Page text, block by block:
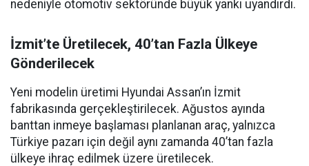
nedeniyle otomotiv sektöründe büyük yankı uyandırdı.
İzmit’te Üretilecek, 40’tan Fazla Ülkeye
Gönderilecek
Yeni modelin üretimi Hyundai Assan’ın İzmit
fabrikasında gerçekleştirilecek. Ağustos ayında
banttan inmeye başlaması planlanan araç, yalnızca
Türkiye pazarı için değil aynı zamanda 40’tan fazla
ülkeye ihraç edilmek üzere üretilecek.